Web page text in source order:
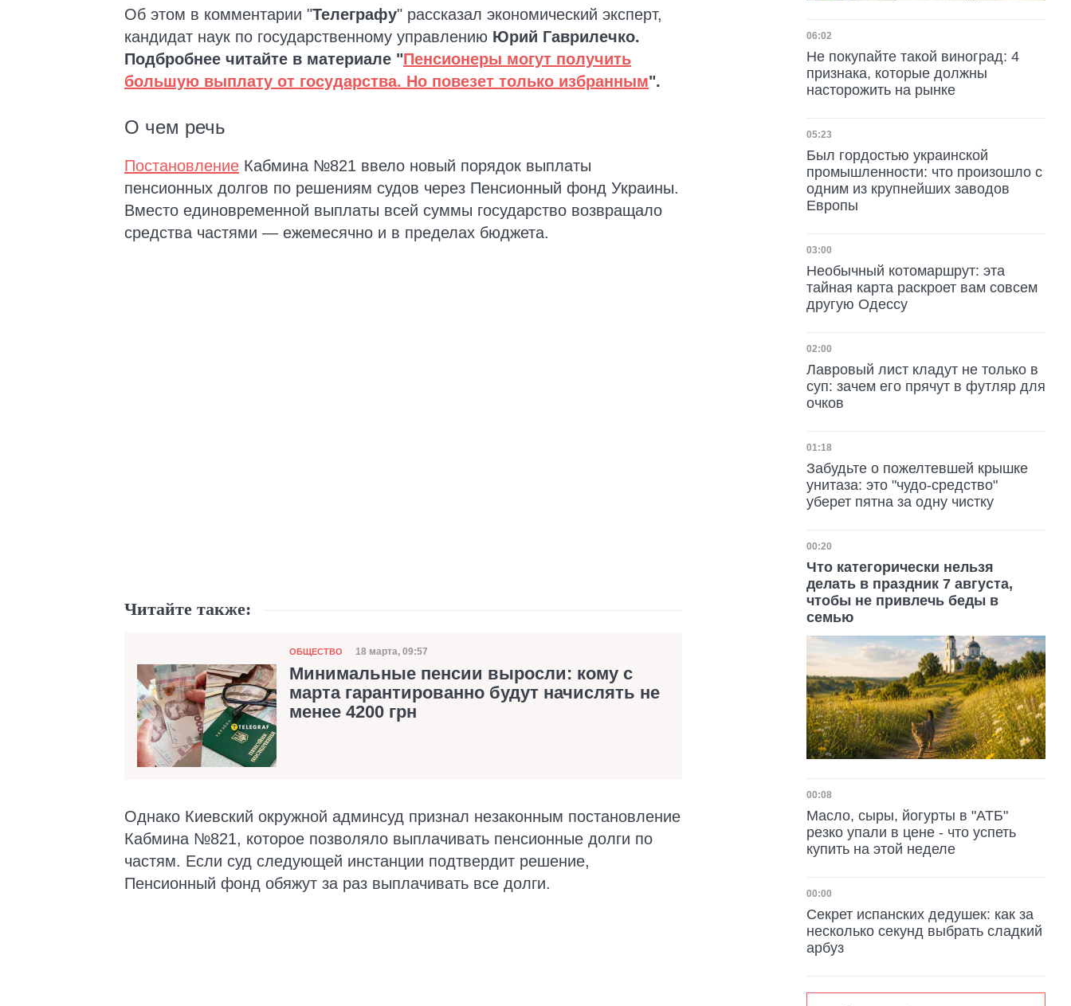
Об этом в комментарии "Телеграфу" рассказал экономический эксперт,
кандидат наук по государственному управлению Юрий Гаврилечко.
Подбробнее читайте в материале "Пенсионеры могут получить
большую выплату от государства. Но повезет только избранным".
О чем речь
Постановление Кабмина №821 ввело новый порядок выплаты
пенсионных долгов по решениям судов через Пенсионный фонд Украины.
Вместо единовременной выплаты всей суммы государство возвращало
средства частями — ежемесячно и в пределах бюджета.
Читайте также:
Категория
ОБЩЕСТВО Дата публикации
18 марта, 09:57
Минимальные пенсии выросли: кому с
марта гарантированно будут начислять не
менее 4200 грн
Однако Киевский окружной админсуд признал незаконным постановление
Кабмина №821, которое позволяло выплачивать пенсионные долги по
частям. Если суд следующей инстанции подтвердит решение,
Пенсионный фонд обяжут за раз выплачивать все долги.
Дата публикации
06:02
Не покупайте такой виноград: 4
признака, которые должны
насторожить на рынке
Дата публикации
05:23
Был гордостью украинской
промышленности: что произошло с
одним из крупнейших заводов
Европы
Дата публикации
03:00
Необычный котомаршрут: эта
тайная карта раскроет вам совсем
другую Одессу
Дата публикации
02:00
Лавровый лист кладут не только в
суп: зачем его прячут в футляр для
очков
Дата публикации
01:18
Забудьте о пожелтевшей крышке
унитаза: это "чудо-средство"
уберет пятна за одну чистку
Дата публикации
00:20
Что категорически нельзя
делать в праздник 7 августа,
чтобы не привлечь беды в
семью
Дата публикации
00:08
Масло, сыры, йогурты в "АТБ"
резко упали в цене - что успеть
купить на этой неделе
Дата публикации
00:00
Секрет испанских дедушек: как за
несколько секунд выбрать сладкий
арбуз